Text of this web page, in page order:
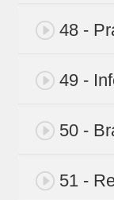
48 -
49 -
50 -
51 -